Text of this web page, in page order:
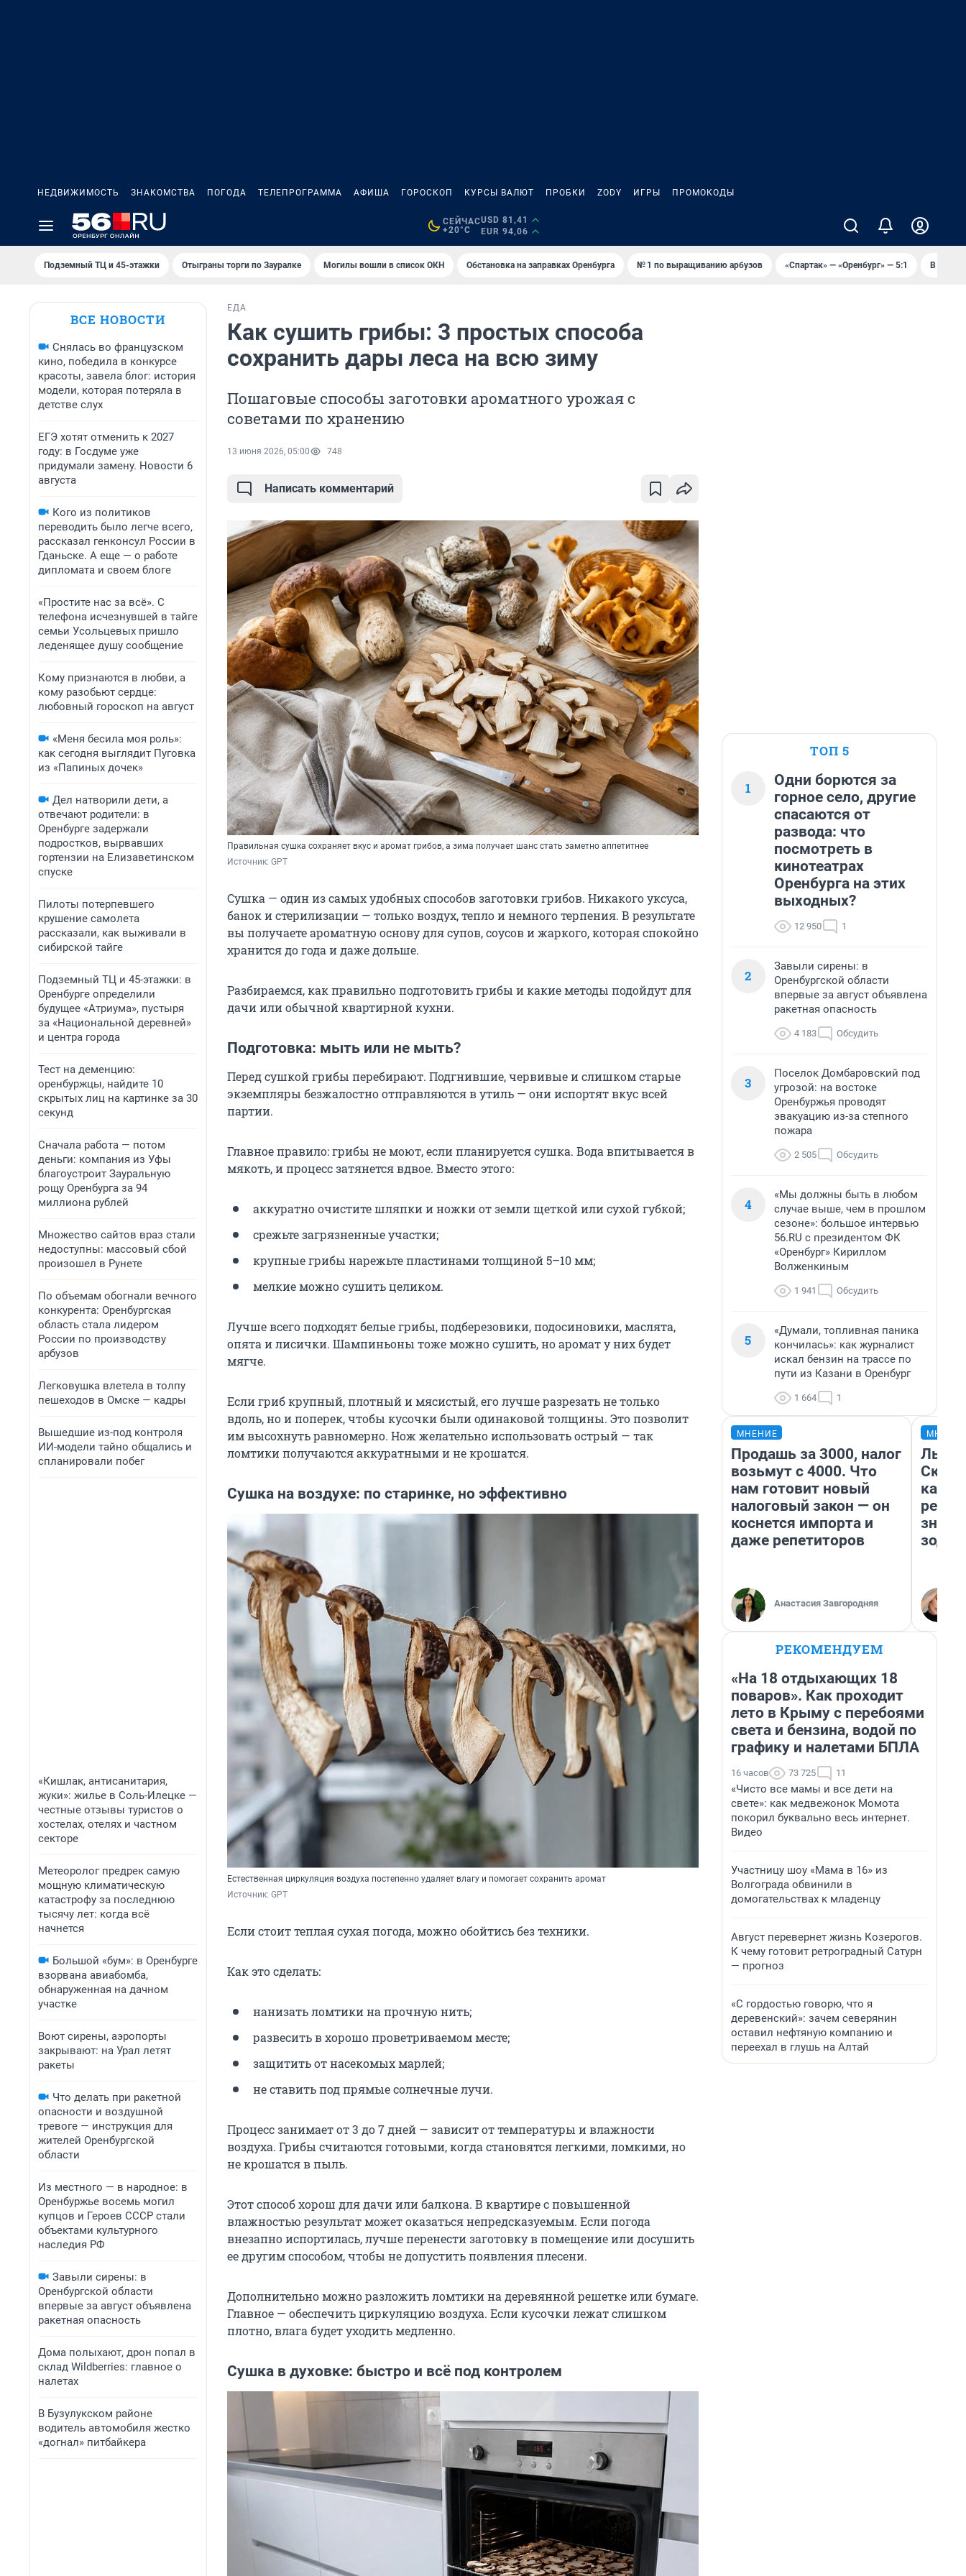
НЕДВИЖИМОСТЬ ЗНАКОМСТВА ПОГОДА ТЕЛЕПРОГРАММА АФИША ГОРОСКОП КУРСЫ ВАЛЮТ ПРОБКИ ZODY ИГРЫ ПРОМОКОДЫ
СЕЙЧАС
+20°C
USD 81,41
EUR 94,06
Подземный ТЦ и 45-этажки Отыграны торги по Зауралке Могилы вошли в список ОКН Обстановка на заправках Оренбурга № 1 по выращиванию арбузов «Спартак» — «Оренбург» — 5:1 В
ВСЕ НОВОСТИ
Снялась во французском
кино, победила в конкурсе
красоты, завела блог: история
модели, которая потеряла в
детстве слух
ЕГЭ хотят отменить к 2027
году: в Госдуме уже
придумали замену. Новости 6
августа
Кого из политиков
переводить было легче всего,
рассказал генконсул России в
Гданьске. А еще — о работе
дипломата и своем блоге
«Простите нас за всё». С
телефона исчезнувшей в тайге
семьи Усольцевых пришло
леденящее душу сообщение
Кому признаются в любви, а
кому разобьют сердце:
любовный гороскоп на август
«Меня бесила моя роль»:
как сегодня выглядит Пуговка
из «Папиных дочек»
Дел натворили дети, а
отвечают родители: в
Оренбурге задержали
подростков, вырвавших
гортензии на Елизаветинском
спуске
Пилоты потерпевшего
крушение самолета
рассказали, как выживали в
сибирской тайге
Подземный ТЦ и 45-этажки: в
Оренбурге определили
будущее «Атриума», пустыря
за «Национальной деревней»
и центра города
Тест на деменцию:
оренбуржцы, найдите 10
скрытых лиц на картинке за 30
секунд
Сначала работа — потом
деньги: компания из Уфы
благоустроит Зауральную
рощу Оренбурга за 94
миллиона рублей
Множество сайтов враз стали
недоступны: массовый сбой
произошел в Рунете
По объемам обогнали вечного
конкурента: Оренбургская
область стала лидером
России по производству
арбузов
Легковушка влетела в толпу
пешеходов в Омске — кадры
Вышедшие из-под контроля
ИИ-модели тайно общались и
спланировали побег
«Кишлак, антисанитария,
жуки»: жилье в Соль-Илецке —
честные отзывы туристов о
хостелах, отелях и частном
секторе
Метеоролог предрек самую
мощную климатическую
катастрофу за последнюю
тысячу лет: когда всё
начнется
Большой «бум»: в Оренбурге
взорвана авиабомба,
обнаруженная на дачном
участке
Воют сирены, аэропорты
закрывают: на Урал летят
ракеты
Что делать при ракетной
опасности и воздушной
тревоге — инструкция для
жителей Оренбургской
области
Из местного — в народное: в
Оренбуржье восемь могил
купцов и Героев СССР стали
объектами культурного
наследия РФ
Завыли сирены: в
Оренбургской области
впервые за август объявлена
ракетная опасность
Дома полыхают, дрон попал в
склад Wildberries: главное о
налетах
В Бузулукском районе
водитель автомобиля жестко
«догнал» питбайкера
ЕДА
Как сушить грибы: 3 простых способа
сохранить дары леса на всю зиму
Пошаговые способы заготовки ароматного урожая с
советами по хранению
13 июня 2026, 05:00 748
Написать комментарий
Правильная сушка сохраняет вкус и аромат грибов, а зима получает шанс стать заметно аппетитнее
Источник: GPT
Сушка — один из самых удобных способов заготовки грибов. Никакого уксуса,
банок и стерилизации — только воздух, тепло и немного терпения. В результате
вы получаете ароматную основу для супов, соусов и жаркого, которая спокойно
хранится до года и даже дольше.
Разбираемся, как правильно подготовить грибы и какие методы подойдут для
дачи или обычной квартирной кухни.
Подготовка: мыть или не мыть?
Перед сушкой грибы перебирают. Подгнившие, червивые и слишком старые
экземпляры безжалостно отправляются в утиль — они испортят вкус всей
партии.
Главное правило: грибы не моют, если планируется сушка. Вода впитывается в
мякоть, и процесс затянется вдвое. Вместо этого:
аккуратно очистите шляпки и ножки от земли щеткой или сухой губкой;
срежьте загрязненные участки;
крупные грибы нарежьте пластинами толщиной 5–10 мм;
мелкие можно сушить целиком.
Лучше всего подходят белые грибы, подберезовики, подосиновики, маслята,
опята и лисички. Шампиньоны тоже можно сушить, но аромат у них будет
мягче.
Если гриб крупный, плотный и мясистый, его лучше разрезать не только
вдоль, но и поперек, чтобы кусочки были одинаковой толщины. Это позволит
им высохнуть равномерно. Нож желательно использовать острый — так
ломтики получаются аккуратными и не крошатся.
Сушка на воздухе: по старинке, но эффективно
Естественная циркуляция воздуха постепенно удаляет влагу и помогает сохранить аромат
Источник: GPT
Если стоит теплая сухая погода, можно обойтись без техники.
Как это сделать:
нанизать ломтики на прочную нить;
развесить в хорошо проветриваемом месте;
защитить от насекомых марлей;
не ставить под прямые солнечные лучи.
Процесс занимает от 3 до 7 дней — зависит от температуры и влажности
воздуха. Грибы считаются готовыми, когда становятся легкими, ломкими, но
не крошатся в пыль.
Этот способ хорош для дачи или балкона. В квартире с повышенной
влажностью результат может оказаться непредсказуемым. Если погода
внезапно испортилась, лучше перенести заготовку в помещение или досушить
ее другим способом, чтобы не допустить появления плесени.
Дополнительно можно разложить ломтики на деревянной решетке или бумаге.
Главное — обеспечить циркуляцию воздуха. Если кусочки лежат слишком
плотно, влага будет уходить медленно.
Сушка в духовке: быстро и всё под контролем
ТОП 5
1
Одни борются за
горное село, другие
спасаются от
развода: что
посмотреть в
кинотеатрах
Оренбурга на этих
выходных?
12 950 1
2
Завыли сирены: в
Оренбургской области
впервые за август объявлена
ракетная опасность
4 183 Обсудить
3
Поселок Домбаровский под
угрозой: на востоке
Оренбуржья проводят
эвакуацию из-за степного
пожара
2 505 Обсудить
4
«Мы должны быть в любом
случае выше, чем в прошлом
сезоне»: большое интервью
56.RU с президентом ФК
«Оренбург» Кириллом
Волженкиным
1 941 Обсудить
5
«Думали, топливная паника
кончилась»: как журналист
искал бензин на трассе по
пути из Казани в Оренбург
1 664 1
МНЕНИЕ
Продашь за 3000, налог
возьмут с 4000. Что
нам готовит новый
налоговый закон — он
коснется импорта и
даже репетиторов
Анастасия Завгородняя
РЕКОМЕНДУЕМ
«На 18 отдыхающих 18
поваров». Как проходит
лето в Крыму с перебоями
света и бензина, водой по
графику и налетами БПЛА
16 часов 73 725 11
«Чисто все мамы и все дети на
свете»: как медвежонок Момота
покорил буквально весь интернет.
Видео
Участницу шоу «Мама в 16» из
Волгограда обвинили в
домогательствах к младенцу
Август перевернет жизнь Козерогов.
К чему готовит ретроградный Сатурн
— прогноз
«С гордостью говорю, что я
деревенский»: зачем северянин
оставил нефтяную компанию и
переехал в глушь на Алтай